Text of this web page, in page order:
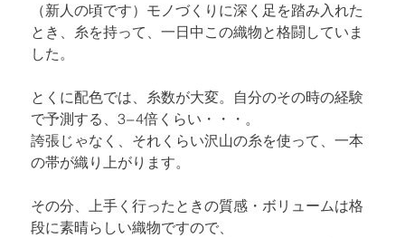
（新人の頃です）モノづくりに深く足を踏み入れた
とき、糸を持って、一日中この織物と格闘していま
した。
とくに配色では、糸数が大変。自分のその時の経験
で予測する、3−4倍くらい・・・。
誇張じゃなく、それくらい沢山の糸を使って、一本
の帯が織り上がります。
その分、上手く行ったときの質感・ボリュームは格
段に素晴らしい織物ですので、